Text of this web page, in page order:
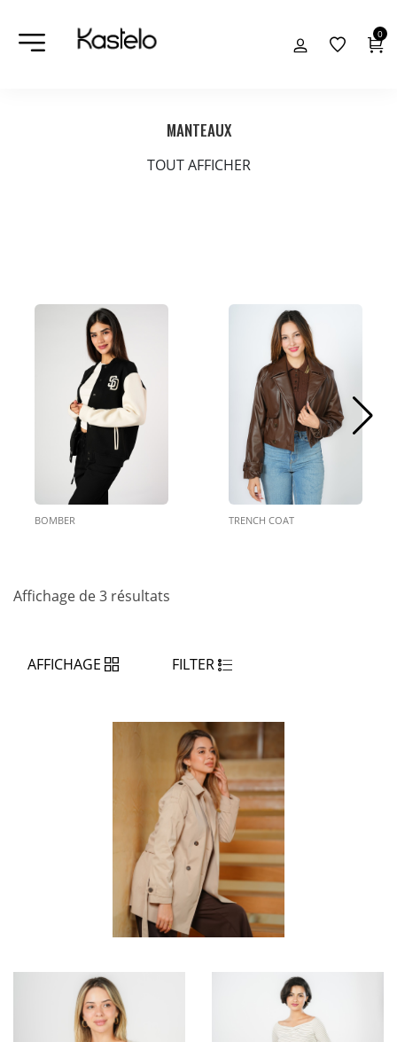
0
MANTEAUX
TOUT AFFICHER
BOMBER TRENCH COAT
Affichage de 3 résultats
AFFICHAGE FILTER